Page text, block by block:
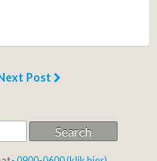
Post
Search